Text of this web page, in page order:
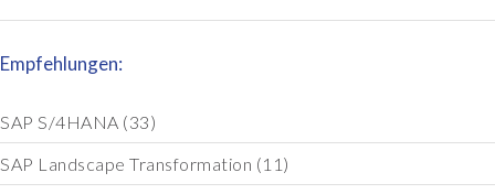
Empfehlungen:
SAP S/4HANA (33)
SAP Landscape Transformation (11)